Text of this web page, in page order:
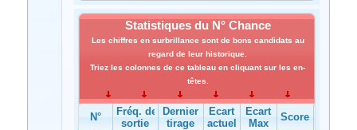
Statistiques du N° Chance
Les chiffres en surbrillance sont de bons candidats au
regard de leur historique.
Triez les colonnes de ce tableau en cliquant sur les en-
têtes.
N°
Fréq. de
sortie
Dernier
tirage
Ecart
actuel
Ecart
Max
Score